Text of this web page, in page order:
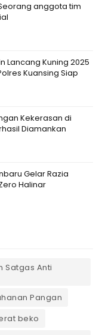
anggota tim
Lancang Kuning 2025
Kuansing Siap
Kekerasan di
Diamankan
Gelar Razia
Halinar
Satgas Anti
Pangan
beko